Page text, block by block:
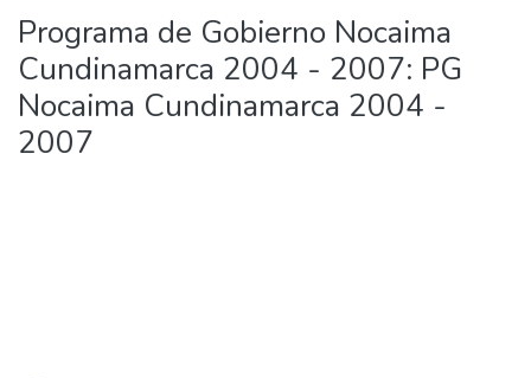
Programa de Gobierno Nocaima
Cundinamarca 2004 - 2007: PG
Nocaima Cundinamarca 2004 -
2007